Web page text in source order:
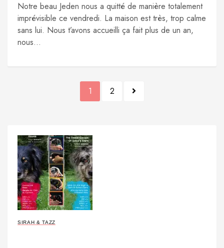
Notre beau Jeden nous a quitté de manière totalement
imprévisible ce vendredi. La maison est très, trop calme
sans lui. Nous t’avons accueilli ça fait plus de un an,
nous...
1 2
SIRAH & TAZZ